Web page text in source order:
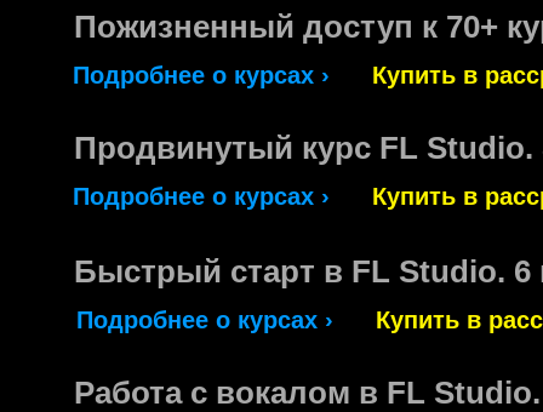
Пожизненный доступ к 70+
Работа с вокалом в FL
Быстрый старт в FL Studio. 6
Подробнее о курсах ›
Подробнее о курсах ›
Купить в
Купить в
Купить в
Подробнее о курсах ›
Продвинутый курс FL Studio.